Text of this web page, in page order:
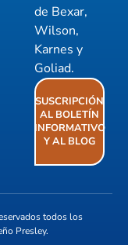
de Bexar,
Wilson,
Karnes y
Goliad.
SUSCRIPCIÓN
AL BOLETÍN
INFORMATIVO
Y AL BLOG
todos los
Presley.